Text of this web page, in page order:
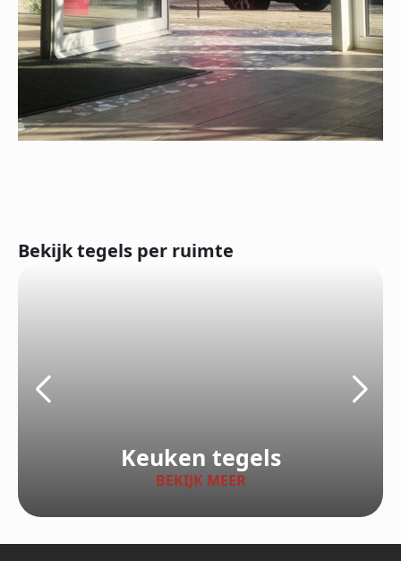
Bekijk tegels per ruimte
Keuken tegels
BEKIJK MEER